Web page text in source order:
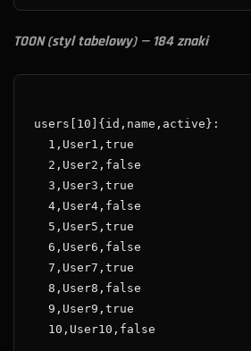
TOON (styl tabelowy) — 184 znaki